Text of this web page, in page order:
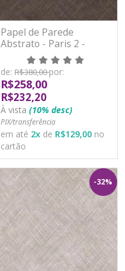
Papel de Parede
Abstrato - Paris 2 -
PA101401R - Vinílico -
TNT
de: R$380,00por:
R$258,00
R$232,20
À vista (10% desc)
PIX/transferência
em até 2x de R$129,00 no
cartão
-32%